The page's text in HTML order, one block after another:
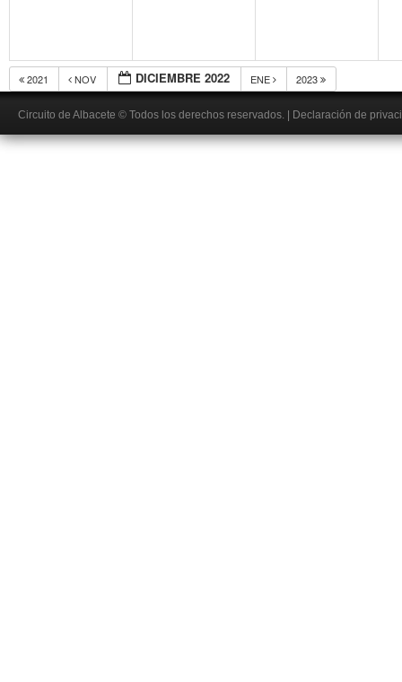
2021 NOV DICIEMBRE 2022 ENE 2023
Circuito de Albacete © Todos los derechos reservados. Declaración de